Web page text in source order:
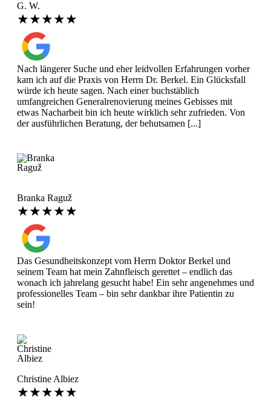
G. W.
★★★★★
Nach längerer Suche und eher leidvollen Erfahrungen vorher
kam ich auf die Praxis von Herrn Dr. Berkel. Ein Glücksfall
würde ich heute sagen. Nach einer buchstäblich
umfangreichen Generalrenovierung meines Gebisses mit
etwas Nacharbeit bin ich heute wirklich sehr zufrieden. Von
der ausführlichen Beratung, der behutsamen [...]
Branka Raguž
★★★★★
Das Gesundheitskonzept vom Herrn Doktor Berkel und
seinem Team hat mein Zahnfleisch gerettet – endlich das
wonach ich jahrelang gesucht habe! Ein sehr angenehmes und
professionelles Team – bin sehr dankbar ihre Patientin zu
sein!
Christine Albiez
★★★★★